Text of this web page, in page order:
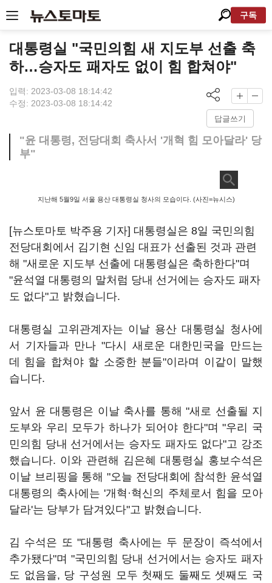
구독
대통령실 "국민의힘 새 지도부 선출 축
하…승자도 패자도 없이 힘 합쳐야"
입력: 2023-03-08 18:14:42
수정: 2023-03-08 18:14:42
답글쓰기
"윤 대통령, 전당대회 축사서 '개혁 힘 모아달라' 당
부"
지난해 5월9일 서울 용산 대통령실 청사의 모습이다. (사진=뉴시스)
[뉴스토마토 박주용 기자] 대통령실은 8일 국민의힘
전당대회에서 김기현 신임 대표가 선출된 것과 관련
해 "새로운 지도부 선출에 대통령실은 축하한다"며
"윤석열 대통령의 말처럼 당내 선거에는 승자도 패자
도 없다"고 밝혔습니다.
대통령실 고위관계자는 이날 용산 대통령실 청사에
서 기자들과 만나 "다시 새로운 대한민국을 만드는
데 힘을 합쳐야 할 소중한 분들"이라며 이같이 말했
습니다.
앞서 윤 대통령은 이날 축사를 통해 "새로 선출될 지
도부와 우리 모두가 하나가 되어야 한다"며 "우리 국
민의힘 당내 선거에서는 승자도 패자도 없다"고 강조
했습니다. 이와 관련해 김은혜 대통령실 홍보수석은
이날 브리핑을 통해 "오늘 전당대회에 참석한 윤석열
대통령의 축사에는 '개혁·혁신의 주체로서 힘을 모아
달라'는 당부가 담겨있다"고 밝혔습니다.
김 수석은 또 "대통령 축사에는 두 문장이 즉석에서
추가됐다"며 "국민의힘 당내 선거에서는 승자도 패자
도 없음을, 당 구성원 모두 첫째도 둘째도 셋째도 국